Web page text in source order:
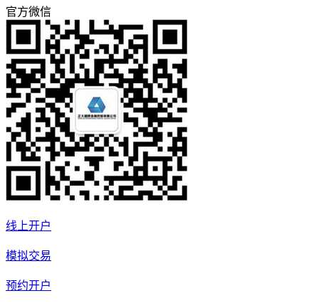
官方微信
线上开户
模拟交易
预约开户